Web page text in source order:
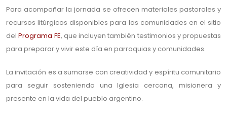
Para acompañar la jornada se ofrecen materiales pastorales y
recursos litúrgicos disponibles para las comunidades en el sitio
delPrograma FE, que incluyen también testimonios y propuestas
para preparar y vivir este día en parroquias y comunidades.
La invitación es a sumarse con creatividad y espíritu comunitario
para seguir sosteniendo una Iglesia cercana, misionera y
presente en la vida del pueblo argentino.